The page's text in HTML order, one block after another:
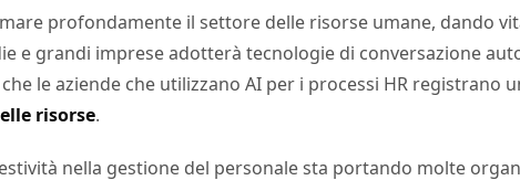
profondamente il settore delle risorse umane, dando
e grandi imprese adotterà tecnologie di conversazione
le aziende che utilizzano AI per i processi HR registrano
risorse.
nella gestione del personale sta portando molte